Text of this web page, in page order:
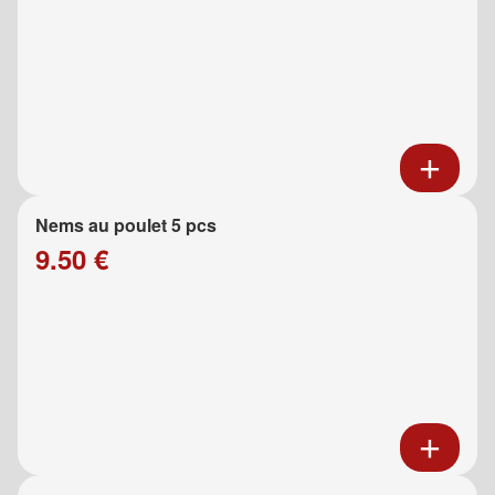
Nems au poulet 5 pcs
9.50 €